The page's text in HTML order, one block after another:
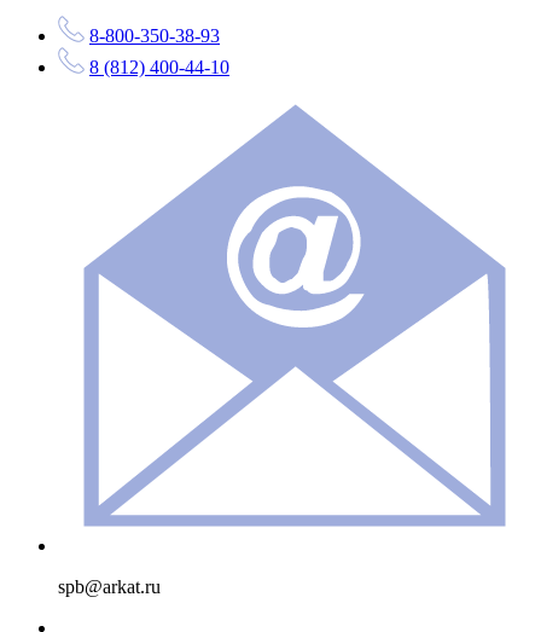
8-800-350-38-93
8 (812) 400-44-10
spb@arkat.ru